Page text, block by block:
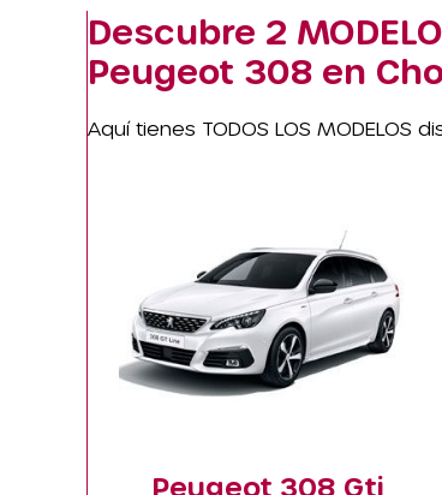
Descubre 2
Peugeot 308 en
Aquí tienes TODOS LOS MODELOS
Peugeot 308 Gti